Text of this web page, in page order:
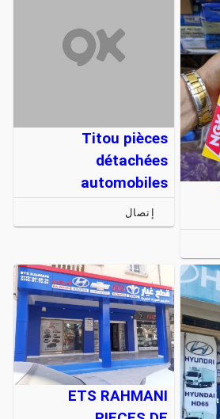
Titou pièces
détachées
automobiles
إتصال
ETS RAHMANI